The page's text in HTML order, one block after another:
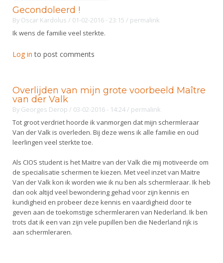
Gecondoleerd !
By Oscar Kardolus / 01-02-2016 - 23:15 / permalink
Ik wens de familie veel sterkte.
Log in to post comments
Overlijden van mijn grote voorbeeld Maître
van der Valk
By Georges Derop / 03-02-2016 - 14:24/ permalink
Tot groot verdriet hoorde ik vanmorgen dat mijn schermleraar
Van der Valk is overleden. Bij deze wens ik alle familie en oud
leerlingen veel sterkte toe.
Als CIOS student is het Maitre van der Valk die mij motiveerde om
de specialisatie schermen te kiezen. Met veel inzet van Maitre
Van der Valk kon ik worden wie ik nu ben als schermleraar. Ik heb
dan ook altijd veel bewondering gehad voor zijn kennis en
kundigheid en probeer deze kennis en vaardigheid door te
geven aan de toekomstige schermleraren van Nederland. Ik ben
trots dat ik een van zijn vele pupillen ben die Nederland rijk is
aan schermleraren.